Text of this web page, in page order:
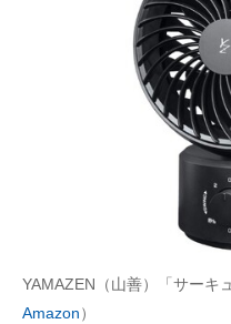
YAMAZEN（山善）「サーキ
Amazon）